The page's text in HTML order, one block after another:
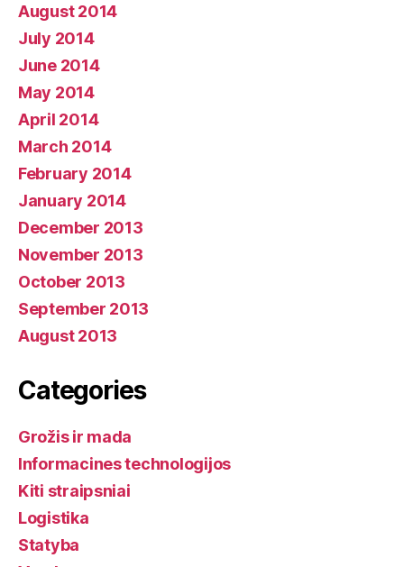
August 2014
July 2014
June 2014
May 2014
April 2014
March 2014
February 2014
January 2014
December 2013
November 2013
October 2013
September 2013
August 2013
Categories
Grožis ir mada
Informacines technologijos
Kiti straipsniai
Logistika
Statyba